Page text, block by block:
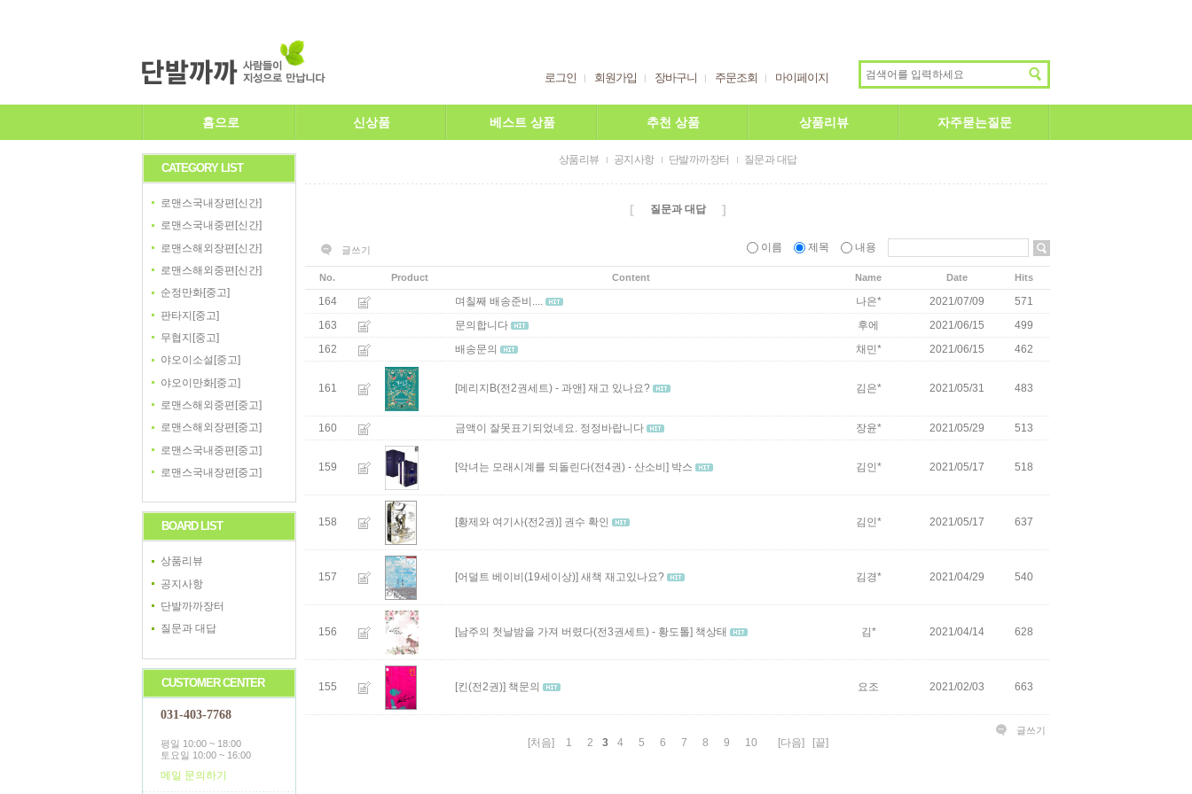
로그인 회원가입 장바구니 주문조회 마이페이지
홈으로 신상품 베스트 상품 추천 상품 상품리뷰 자주묻는질문
CATEGORY LIST
로맨스국내장편[신간]
로맨스국내중편[신간]
로맨스해외장편[신간]
로맨스해외중편[신간]
순정만화[중고]
판타지[중고]
무협지[중고]
야오이소설[중고]
야오이만화[중고]
로맨스해외중편[중고]
로맨스해외장편[중고]
로맨스국내중편[중고]
로맨스국내장편[중고]
BOARD LIST
상품리뷰
공지사항
단발까까장터
질문과 대답
CUSTOMER CENTER
031-403-7768
평일 10:00 ~ 18:00
토요일 10:00 ~ 16:00
메일 문의하기
상품리뷰 공지사항 단발까까장터 질문과 대답
[ 질문과 대답 ]
글쓰기 이름 제목 내용
No. Product Content Name Date Hits
164 며칠째 배송준비.... 나은* 2021/07/09
571
163
문의합니다 후에 2021/06/15
499
162
배송문의 채민* 2021/06/15 462
161 [메리지B(전2권세트) - 과앤] 재고 있나요? 김은* 2021/05/31 483
160 금액이 잘못표기되었네요. 정정바랍니다 장윤* 2021/05/29 513
159 [악녀는 모래시계를 되돌린다(전4권) - 산소비] 박스 김인* 2021/05/17 518
158 [황제와 여기사(전2권)] 권수 확인 김인* 2021/05/17 637
157 [어덜트 베이비(19세이상)] 새책 재고있나요? 김경* 2021/04/29 540
156 [남주의 첫날밤을 가져 버렸다(전3권세트) - 황도톨] 책상태 김* 2021/04/14 628
155 [킨(전2권)] 책문의 요조 2021/02/03 663
글쓰기
[처음] 1 2 3 4 5 6 7 8 9 10 [다음] [끝]